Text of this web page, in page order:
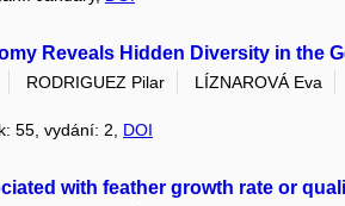
Reveals Hidden Diversity in the
RODRIGUEZ Pilar LÍZNAROVÁ Eva
55, vydání: 2, DOI
with feather growth rate or